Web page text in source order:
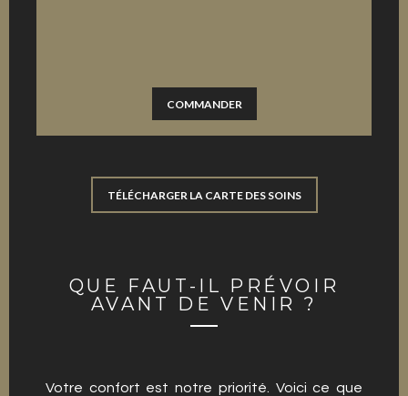
COMMANDER
TÉLÉCHARGER LA CARTE DES SOINS
QUE FAUT-IL PRÉVOIR
AVANT DE VENIR ?
Votre confort est notre priorité. Voici ce que